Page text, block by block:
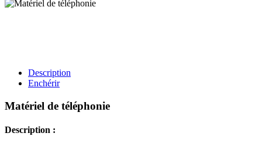
Description
Enchérir
Matériel de téléphonie
Description :